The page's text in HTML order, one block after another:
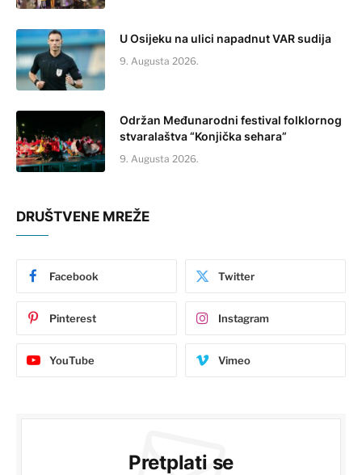
U Osijeku na ulici napadnut VAR sudija
9. Augusta 2026.
Održan Međunarodni festival folklornog
stvaralaštva “Konjička sehara”
9. Augusta 2026.
DRUŠTVENE MREŽE
Facebook Twitter
Pinterest Instagram
YouTube Vimeo
Pretplati se